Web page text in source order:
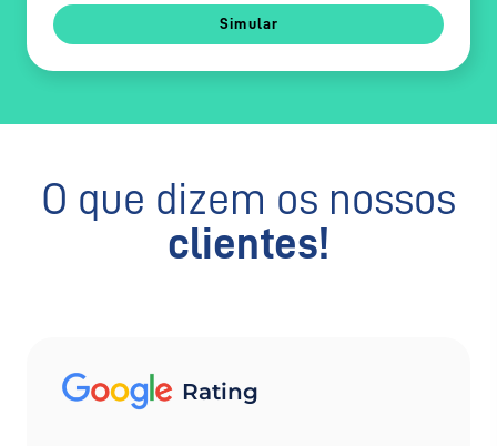
Simular
O que dizem os nossos
clientes!
Rating